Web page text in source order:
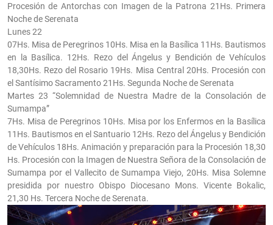
Procesión de Antorchas con Imagen de la Patrona 21Hs. Primera
Noche de Serenata
Lunes 22
07Hs. Misa de Peregrinos 10Hs. Misa en la Basílica 11Hs. Bautismos
en la Basílica. 12Hs. Rezo del Ángelus y Bendición de Vehículos
18,30Hs. Rezo del Rosario 19Hs. Misa Central 20Hs. Procesión con
el Santísimo Sacramento 21Hs. Segunda Noche de Serenata
Martes 23 “Solemnidad de Nuestra Madre de la Consolación de
Sumampa”
7Hs. Misa de Peregrinos 10Hs. Misa por los Enfermos en la Basílica
11Hs. Bautismos en el Santuario 12Hs. Rezo del Ángelus y Bendición
de Vehículos 18Hs. Animación y preparación para la Procesión 18,30
Hs. Procesión con la Imagen de Nuestra Señora de la Consolación de
Sumampa por el Vallecito de Sumampa Viejo, 20Hs. Misa Solemne
presidida por nuestro Obispo Diocesano Mons. Vicente Bokalic,
21,30 Hs. Tercera Noche de Serenata.